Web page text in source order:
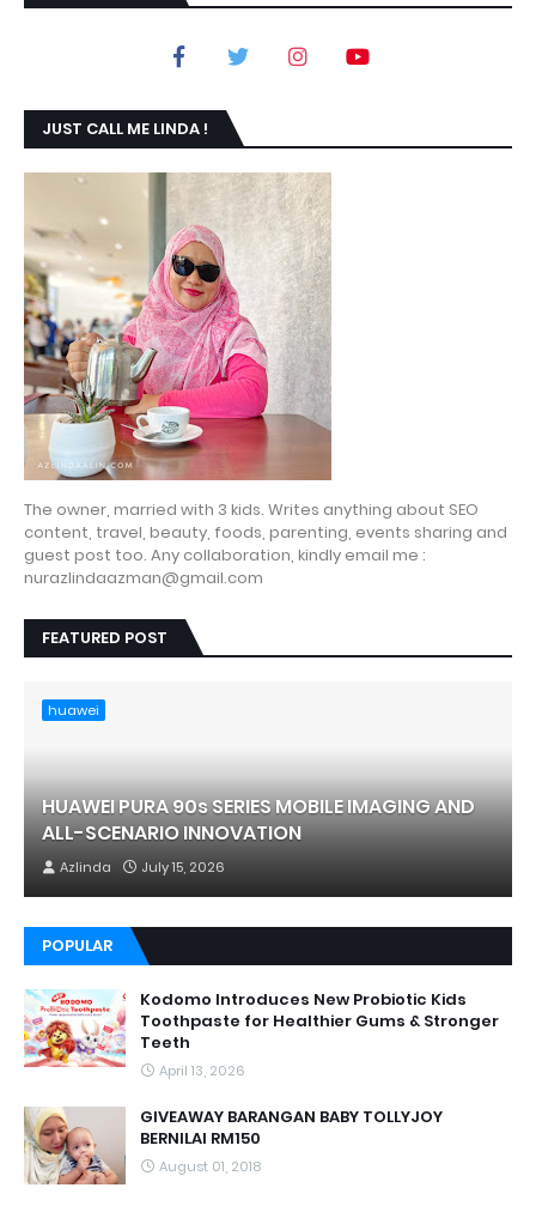
JUST CALL ME LINDA !
The owner, married with 3 kids. Writes anything about SEO
content, travel, beauty, foods, parenting, events sharing and
guest post too. Any collaboration, kindly email me :
nurazlindaazman@gmail.com
FEATURED POST
huawei
HUAWEI PURA 90s SERIES MOBILE IMAGING AND
ALL-SCENARIO INNOVATION
Azlinda July 15, 2026
POPULAR
Kodomo Introduces New Probiotic Kids
Toothpaste for Healthier Gums & Stronger
Teeth
April 13, 2026
GIVEAWAY BARANGAN BABY TOLLYJOY
BERNILAI RM150
August 01, 2018